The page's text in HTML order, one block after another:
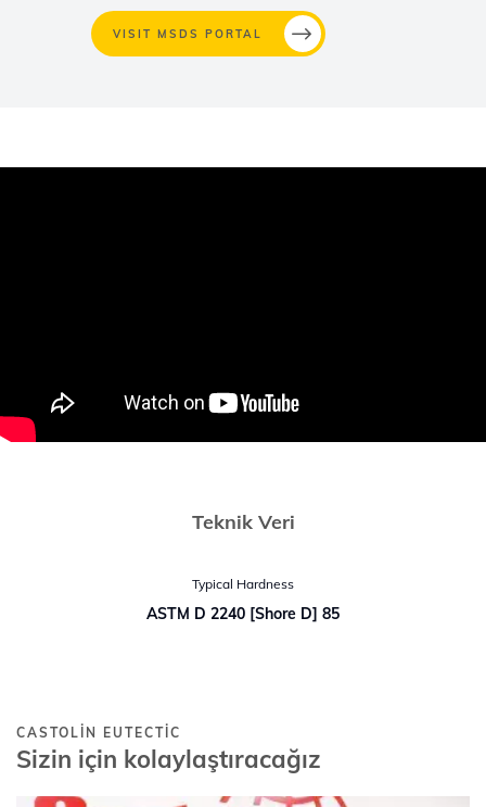
VISIT MSDS PORTAL
Teknik Veri
Typical Hardness
ASTM D 2240 [Shore D] 85
CASTOLIN EUTECTIC
Sizin için kolaylaştıracağız